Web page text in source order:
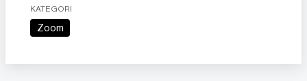
KATEGORI
Zoom